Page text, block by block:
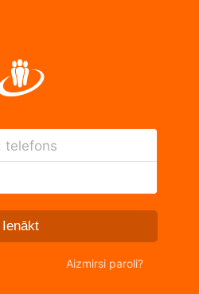
telefons
Ienākt
Aizmirsi paroli?